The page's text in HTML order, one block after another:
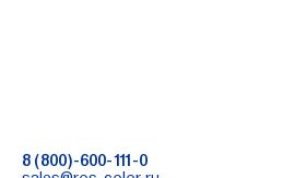
8 (800)-600-111-0